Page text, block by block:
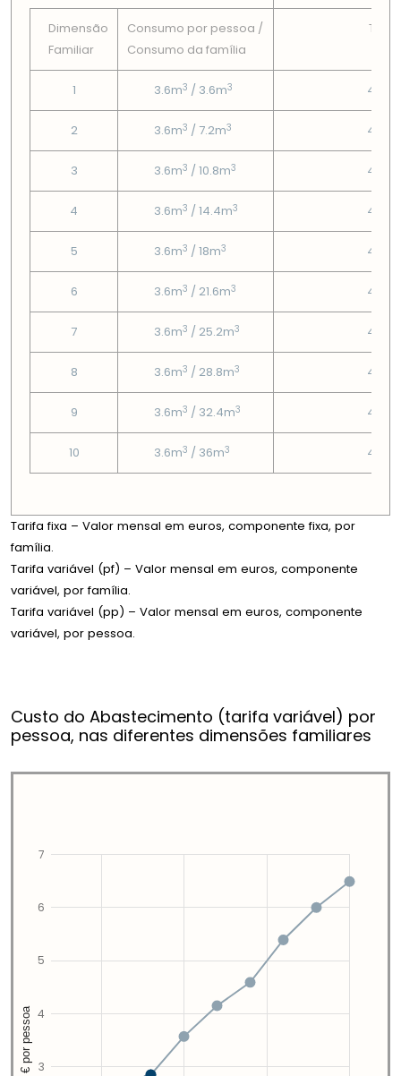
Dimensão
Familiar
Consumo por pessoa /
Consumo da famí­lia
Tarifa
1 3.6m3 / 3.6m3 4.93€
2 3.6m3 / 7.2m3 4.93€
3 3.6m3 / 10.8m3 4.93€
4 3.6m3 / 14.4m3 4.93€
5 3.6m3 / 18m3 4.93€
6 3.6m3 / 21.6m3 4.93€
7 3.6m3 / 25.2m3 4.93€
8 3.6m3 / 28.8m3 4.93€
9 3.6m3 / 32.4m3 4.93€
10 3.6m3 / 36m3 4.93€
Tarifa fixa – Valor mensal em euros, componente fixa, por
família.
Tarifa variável (pf) – Valor mensal em euros, componente
variável, por família.
Tarifa variável (pp) – Valor mensal em euros, componente
variável, por pessoa.
Custo do Abastecimento (tarifa variável) por
pessoa, nas diferentes dimensões familiares
3
4
5
6
7
€ por pessoa